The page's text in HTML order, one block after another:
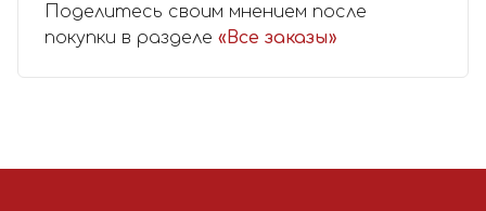
Поделитесь своим мнением после
покупки в разделе «Все заказы»